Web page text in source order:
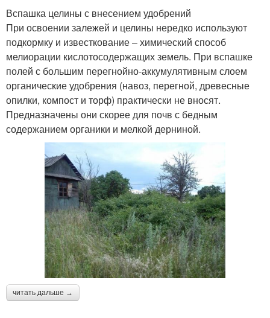
Вспашка целины с внесением удобрений
При освоении залежей и целины нередко используют
подкормку и известкование – химический способ
мелиорации кислотосодержащих земель. При вспашке
полей с большим перегнойно-аккумулятивным слоем
органические удобрения (навоз, перегной, древесные
опилки, компост и торф) практически не вносят.
Предназначены они скорее для почв с бедным
содержанием органики и мелкой дерниной.
читать дальше →